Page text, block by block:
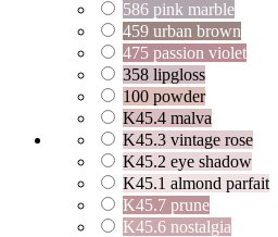
586 pink marble
459 urban brown
475 passion violet
358 lipgloss
100 powder
K45.4 malva
K45.3 vintage rose
K45.2 eye shadow
K45.1 almond parfait
K45.7 prune
K45.6 nostalgia